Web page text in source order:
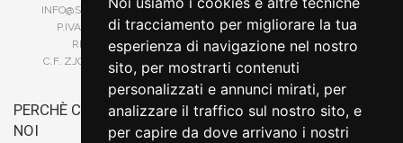
di tracciamento per migliorare la tua
esperienza di navigazione nel nostro
sito, per mostrarti contenuti
personalizzati e annunci mirati, per
analizzare il traffico sul nostro sito, e
per capire da dove arrivano i nostri
INFO@STEFANORUOTE.IT
P.IVA 02525900029
REA BI193453
C.F. ZJOSFN73H14A859X
TERMINI DI RICERCA
PERCHÈ COMPRARE DA
NOI
BONIFICO
CARTA DI CREDITO